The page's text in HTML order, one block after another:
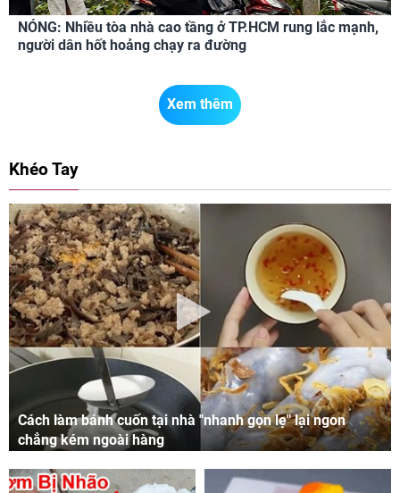
NÓNG: Nhiều tòa nhà cao tầng ở TP.HCM rung lắc mạnh,
người dân hốt hoảng chạy ra đường
Xem thêm
Khéo Tay
Cách làm bánh cuốn tại nhà "nhanh gọn lẹ" lại ngon
chẳng kém ngoài hàng